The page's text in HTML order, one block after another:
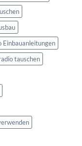
Einbauanleitungen
tauschen